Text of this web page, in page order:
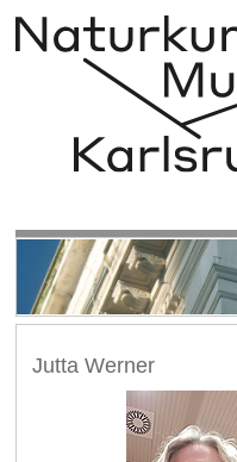
Jutta Werner